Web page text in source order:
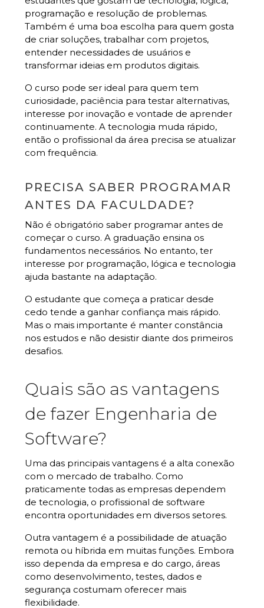
programação e resolução de problemas.
Também é uma boa escolha para quem gosta
de criar soluções, trabalhar com projetos,
entender necessidades de usuários e
transformar ideias em produtos digitais.
O curso pode ser ideal para quem tem
curiosidade, paciência para testar alternativas,
interesse por inovação e vontade de aprender
continuamente. A tecnologia muda rápido,
então o profissional da área precisa se atualizar
com frequência.
PRECISA SABER PROGRAMAR
ANTES DA FACULDADE?
Não é obrigatório saber programar antes de
começar o curso. A graduação ensina os
fundamentos necessários. No entanto, ter
interesse por programação, lógica e tecnologia
ajuda bastante na adaptação.
O estudante que começa a praticar desde
cedo tende a ganhar confiança mais rápido.
Mas o mais importante é manter constância
nos estudos e não desistir diante dos primeiros
desafios.
Quais são as vantagens
de fazer Engenharia de
Software?
Uma das principais vantagens é a alta conexão
com o mercado de trabalho. Como
praticamente todas as empresas dependem
de tecnologia, o profissional de software
encontra oportunidades em diversos setores.
Outra vantagem é a possibilidade de atuação
remota ou híbrida em muitas funções. Embora
isso dependa da empresa e do cargo, áreas
como desenvolvimento, testes, dados e
segurança costumam oferecer mais
flexibilidade.